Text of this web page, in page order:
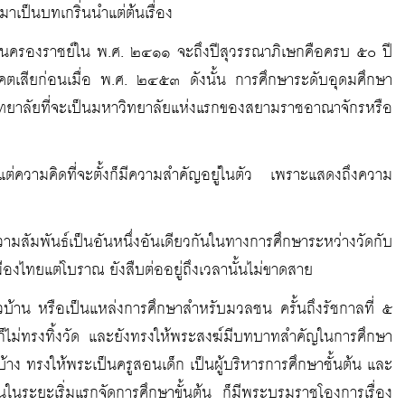
เป็นบทเกริ่นนำแต่ต้นเรื่อง
ครองราชย์ใน พ.ศ. ๒๔๑๑ จะถึงปีสุวรรณาภิเษกคือครบ ๕๐ ปี
ตเสียก่อนเมื่อ พ.ศ. ๒๔๕๓ ดังนั้น การศึกษาระดับอุดมศึกษา
ลัยที่จะเป็นมหาวิทยาลัยแห่งแรกของสยามราชอาณาจักรหรือ
ความคิดที่จะตั้งก็มีความสำคัญอยู่ในตัว เพราะแสดงถึงความ
มพันธ์เป็นอันหนึ่งอันเดียวกันในทางการศึกษาระหว่างวัดกับ
ไทยแต่โบราณ ยังสืบต่ออยู่ถึงเวลานั้นไม่ขาดสาย
าน หรือเป็นแหล่งการศึกษาสำหรับมวลชน ครั้นถึงรัชกาลที่ ๕
ทรงทิ้งวัด และยังทรงให้พระสงฆ์มีบทบาทสำคัญในการศึกษา
าง ทรงให้พระเป็นครูสอนเด็ก เป็นผู้บริหารการศึกษาชั้นต้น และ
ระยะเริ่มแรกจัดการศึกษาขั้นต้น ก็มีพระบรมราชโองการเรื่อง